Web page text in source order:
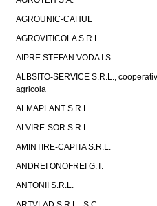
AGROUNIC-CAHUL
AGROVITICOLA S.R.L.
AIPRE STEFAN VODA I.S.
ALBSITO-SERVICE S.R.L.,
agricola
ALMAPLANT S.R.L.
ALVIRE-SOR S.R.L.
AMINTIRE-CAPITA S.R.L.
ANDREI ONOFREI G.T.
ANTONII S.R.L.